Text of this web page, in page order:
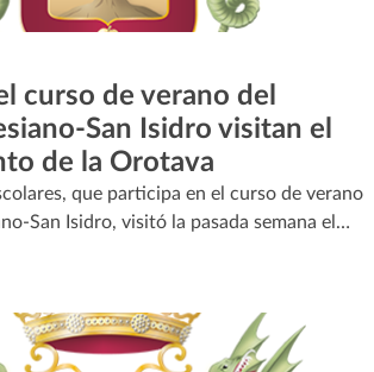
curso de verano del
San Isidro visitan el
de la Orotava
que participa en el curso de verano
San Isidro, visitó la pasada semana el…